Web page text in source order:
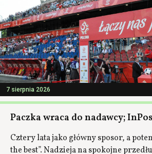
7 sierpnia 2026
Paczka wraca do nadawcy;
Cztery lata jako główny sposor, a
the best”. Nadzieja na spokojne